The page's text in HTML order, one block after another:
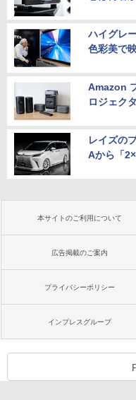
ハイグレ
色彩美で
Amazon
ロジェク
レイズの
Aから「
本サイトのご利用について
広告掲載のご案内
プライバシーポリシー
インプレスグループ